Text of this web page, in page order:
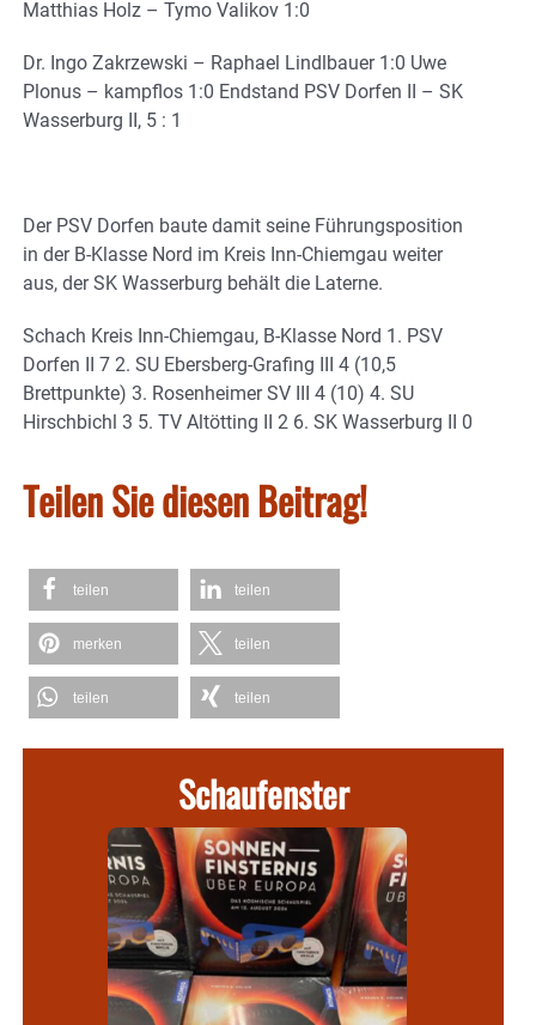
Matthias Holz – Tymo Valikov 1:0
Dr. Ingo Zakrzewski – Raphael Lindlbauer 1:0 Uwe
Plonus – kampflos 1:0 Endstand PSV Dorfen II – SK
Wasserburg II, 5 : 1
Der PSV Dorfen baute damit seine Führungsposition
in der B-Klasse Nord im Kreis Inn-Chiemgau weiter
aus, der SK Wasserburg behält die Laterne.
Schach Kreis Inn-Chiemgau, B-Klasse Nord 1. PSV
Dorfen II 7 2. SU Ebersberg-Grafing III 4 (10,5
Brettpunkte) 3. Rosenheimer SV III 4 (10) 4. SU
Hirschbichl 3 5. TV Altötting II 2 6. SK Wasserburg II 0
Teilen Sie diesen Beitrag!
teilen teilen
merken teilen
teilen teilen
Schaufenster